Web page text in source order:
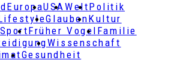
EuropaUSAWeltPolitik
GlaubenKultur
SportFrüher Vogel Familie
Wissenschaft
Gesundheit